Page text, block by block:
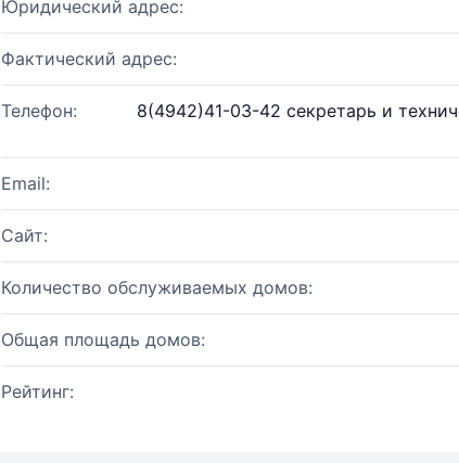
Юридический адрес:
Фактический адрес:
Телефон:
8(4942)41-03-42 секретарь и
Email:
Сайт:
Количество обслуживаемых домов:
Общая площадь домов:
Рейтинг: